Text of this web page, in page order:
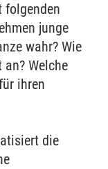
folgenden
junge
wahr? Wie
Welche
ihren
die